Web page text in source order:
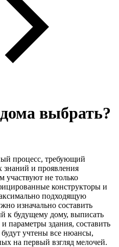
выбрать?
процесс, требующий
знаний и проявления
участвуют не только
конструкторы и
подходящую
изначально составить
к будущему дому, выписать
параметры здания, составить
учтены все нюансы,
на первый взгляд мелочей.